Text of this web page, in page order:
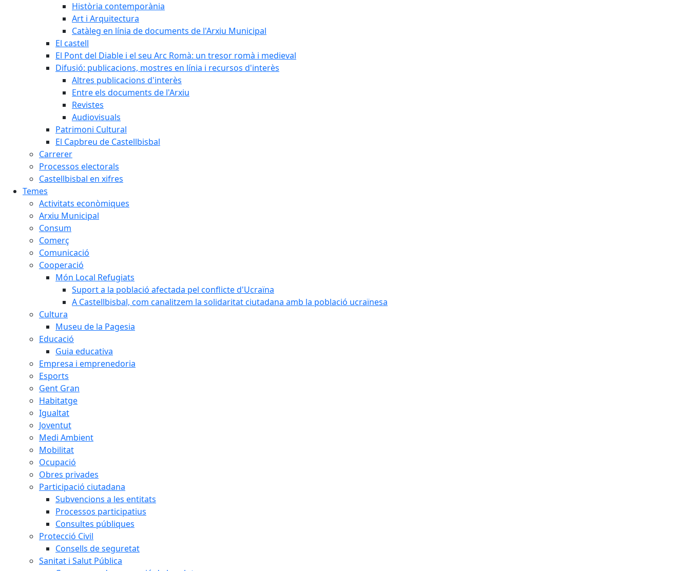
Història contemporània
Art i Arquitectura
Catàleg en línia de documents de l'Arxiu Municipal
El castell
El Pont del Diable i el seu Arc Romà: un tresor romà i medieval
Difusió: publicacions, mostres en línia i recursos d'interès
Altres publicacions d'interès
Entre els documents de l'Arxiu
Revistes
Audiovisuals
Patrimoni Cultural
El Capbreu de Castellbisbal
Carrerer
Processos electorals
Castellbisbal en xifres
Temes
Activitats econòmiques
Arxiu Municipal
Consum
Comerç
Comunicació
Cooperació
Món Local Refugiats
Suport a la població afectada pel conflicte d'Ucraïna
A Castellbisbal, com canalitzem la solidaritat ciutadana amb la població ucraïnesa
Cultura
Museu de la Pagesia
Educació
Guia educativa
Empresa i emprenedoria
Esports
Gent Gran
Habitatge
Igualtat
Joventut
Medi Ambient
Mobilitat
Ocupació
Obres privades
Participació ciutadana
Subvencions a les entitats
Processos participatius
Consultes públiques
Protecció Civil
Consells de seguretat
Sanitat i Salut Pública